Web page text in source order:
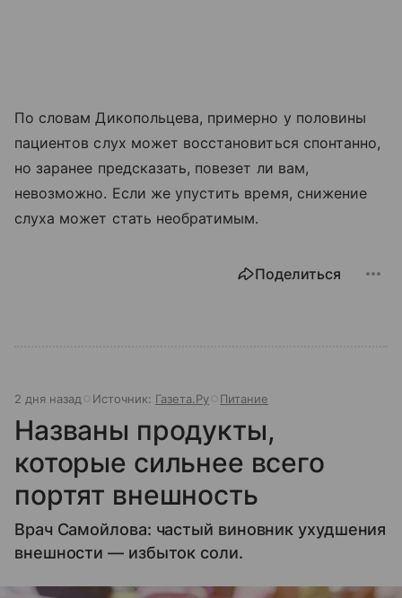
По словам Дикопольцева, примерно у половины
пациентов слух может восстановиться спонтанно,
но заранее предсказать, повезет ли вам,
невозможно. Если же упустить время, снижение
слуха может стать необратимым.
Поделиться
2 дня назад Источник: Газета.Ру Питание
Названы продукты,
которые сильнее всего
портят внешность
Врач Самойлова: частый виновник ухудшения
внешности — избыток соли.